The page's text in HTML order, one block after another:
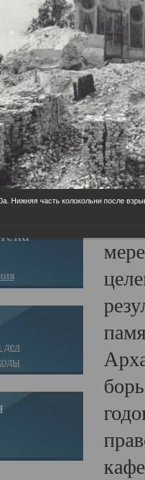
за веру в
Главная
Нижняя часть колокольни после